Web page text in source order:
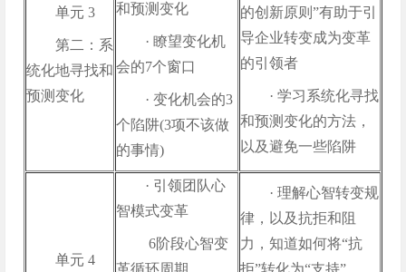
单元 3
第二：系
统化地寻找和
预测变化
和预测变化
· 瞭望变化机
会的7个窗口
· 变化机会的3
个陷阱(3项不该做
的事情)
的创新原则”有助于引
导企业转变成为变革
的引领者
· 学习系统化寻找
和预测变化的方法，
以及避免一些陷阱
单元 4
· 引领团队心
智模式变革
 6阶段心智变
· 理解心智转变规
律，以及抗拒和阻
力，知道如何将“抗